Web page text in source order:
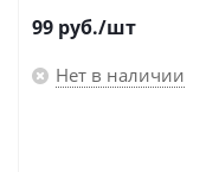
99 руб./шт
Нет в наличии